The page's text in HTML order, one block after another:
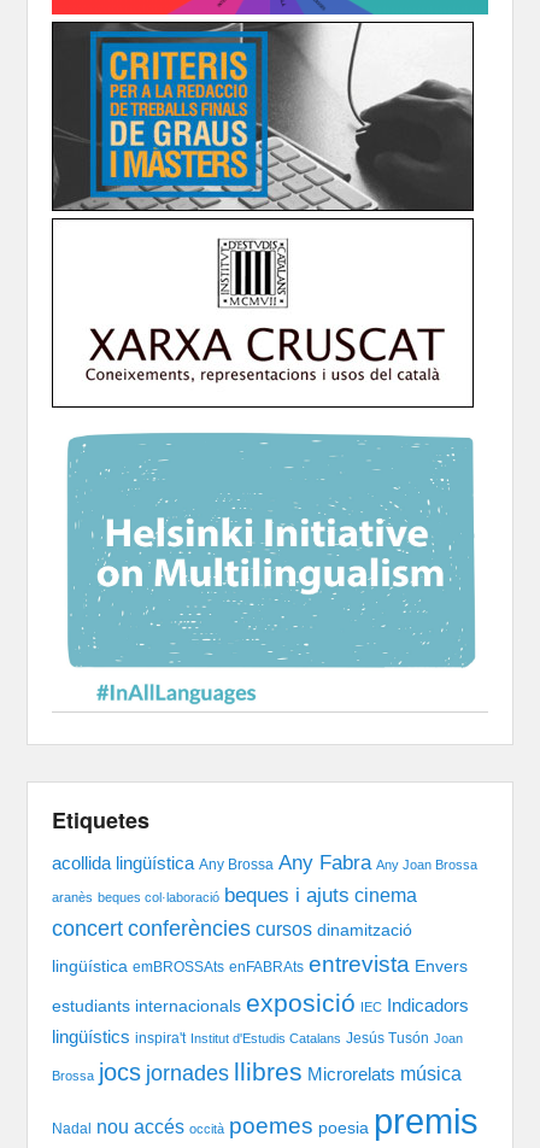
Etiquetes
acollida lingüística Any Brossa Any Fabra Any Joan Brossa
aranès beques col·laboració beques i ajuts cinema
concert conferències cursos dinamització
lingüística emBROSSAts enFABRAts entrevista Envers
estudiants internacionals exposició IEC
Indicadors
lingüístics inspira't Institut d'Estudis Catalans Jesús Tusón Joan
Brossa jocs jornades llibres Microrelats música
Nadal nou accés occità poemes poesia premis